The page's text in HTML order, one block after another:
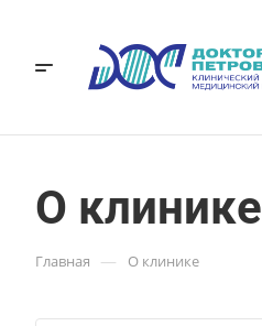
О клинике
Главная — О клинике